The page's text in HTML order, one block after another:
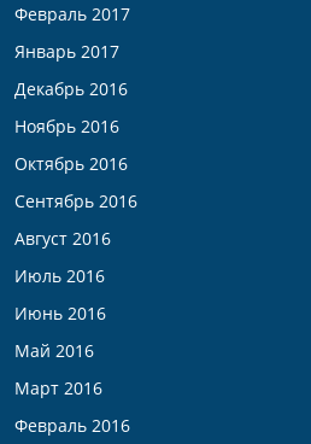
Февраль 2017
Январь 2017
Декабрь 2016
Ноябрь 2016
Октябрь 2016
Сентябрь 2016
Август 2016
Июль 2016
Июнь 2016
Май 2016
Март 2016
Февраль 2016